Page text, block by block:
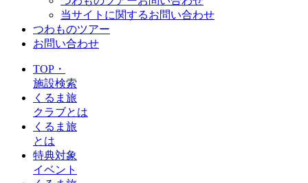
当サイトに関するお問い合わせ
つわものツアー
お問い合わせ
TOP・
施設検索
くるま旅
クラブとは
くるま旅
とは
特典対象
イベント